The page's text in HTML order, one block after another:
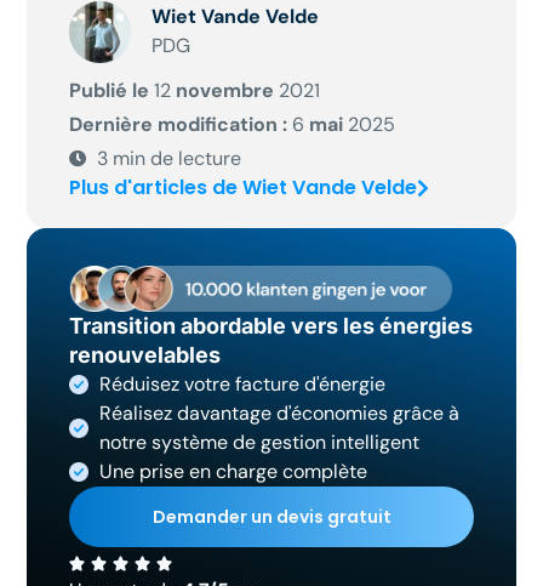
Wiet Vande Velde
PDG
Publié le12 novembre 2021
Dernière modification : 6 mai 2025
3 min de lecture
Plus d'articles de Wiet Vande Velde
Transition abordable vers les énergies
renouvelables
Réduisez votre facture d'énergie
Réalisez davantage d'économies grâce à
notre système de gestion intelligent
Une prise en charge complète
Demander un devis gratuit